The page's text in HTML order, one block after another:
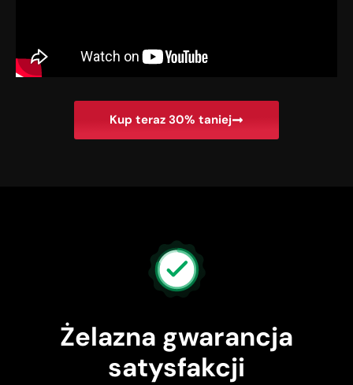
Kup teraz 30% taniej
Żelazna gwarancja
satysfakcji